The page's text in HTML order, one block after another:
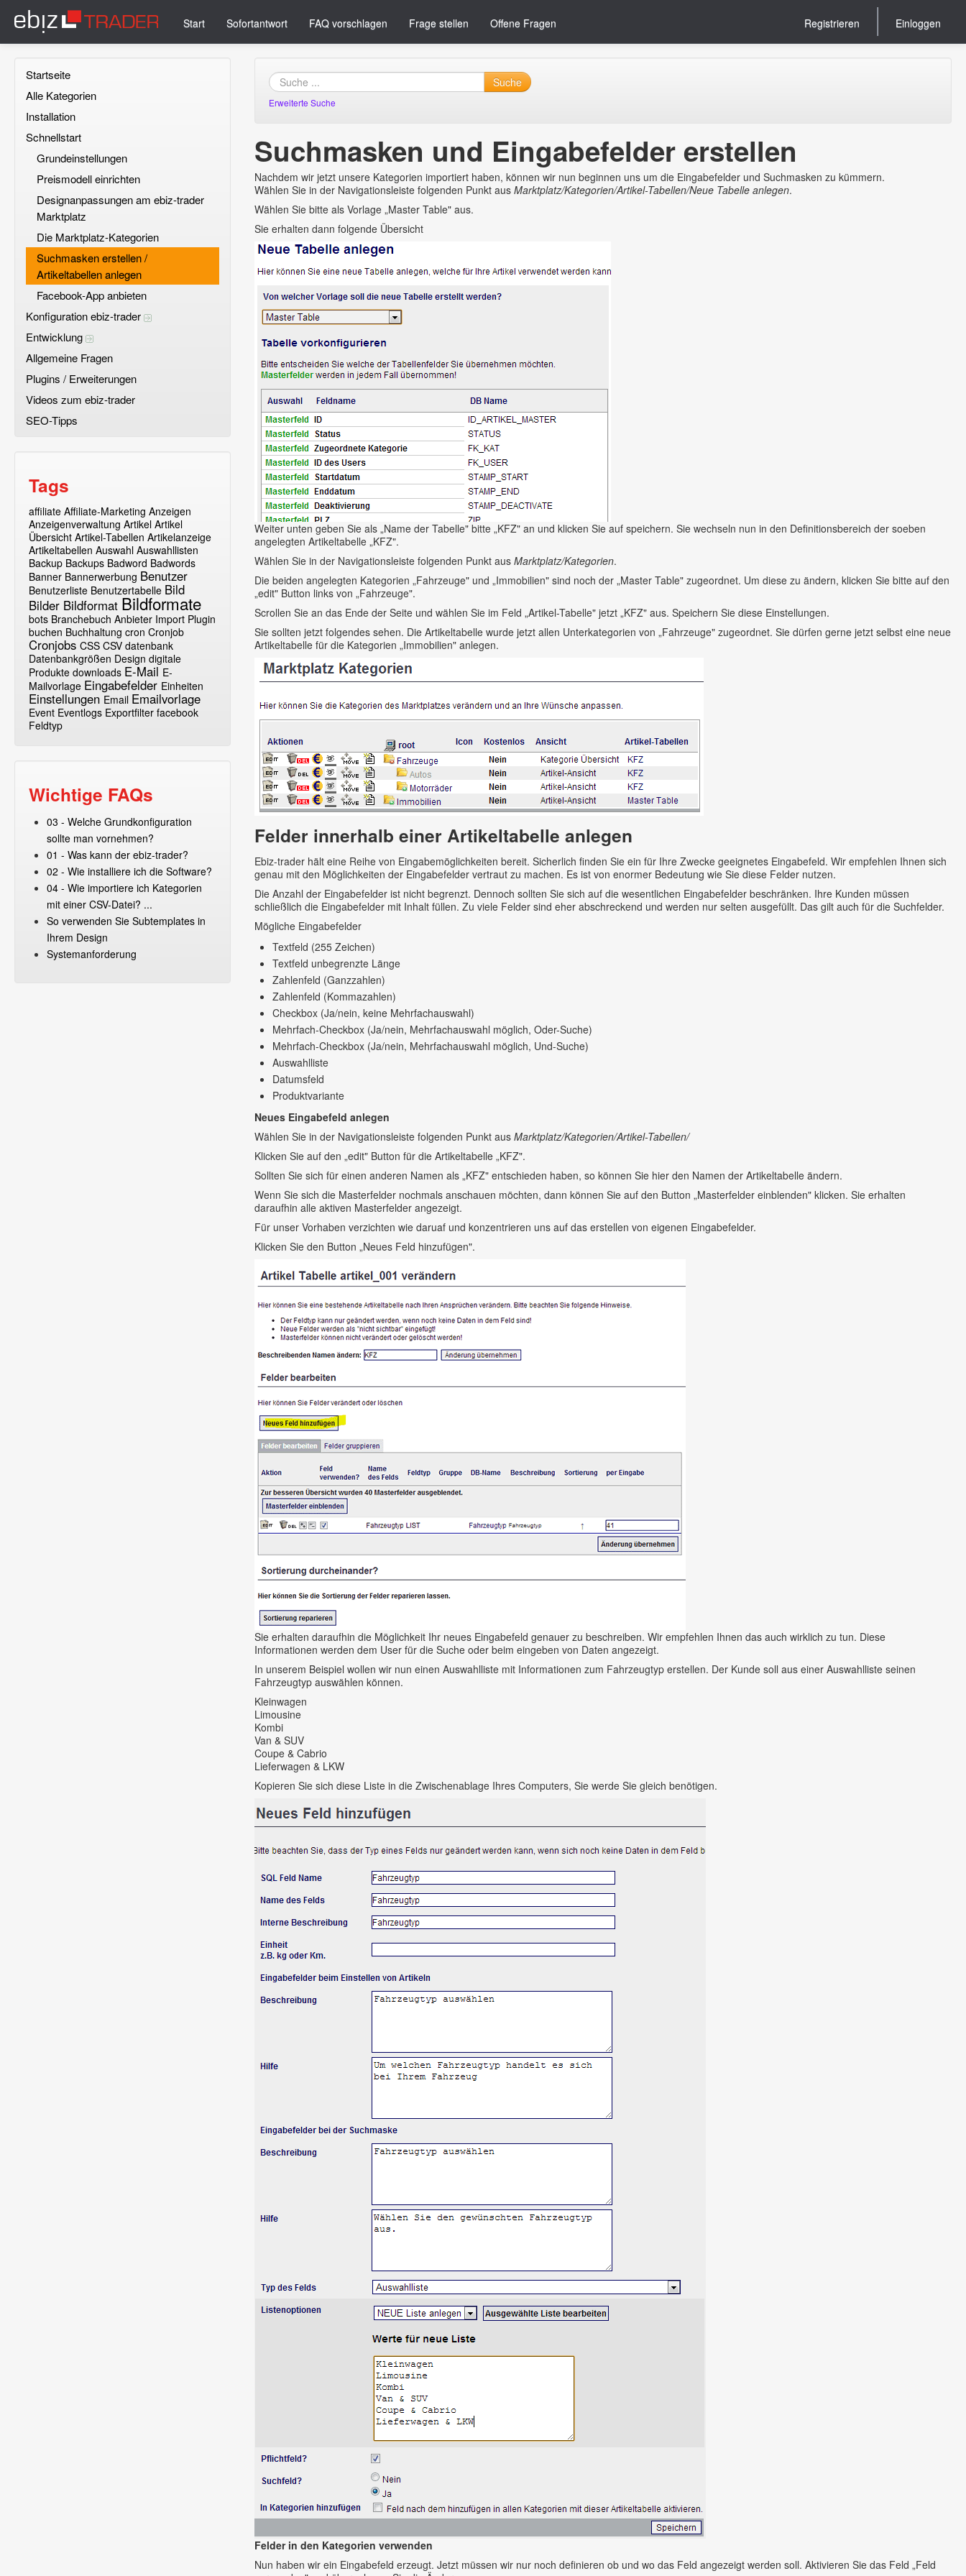
Start Sofortantwort FAQ vorschlagen Frage stellen Offene Fragen Registrieren Einloggen
Startseite
Alle Kategorien
Installation
Schnellstart
Grundeinstellungen
Preismodell einrichten
Designanpassungen am ebiz-trader
Marktplatz
Die Marktplatz-Kategorien
Suchmasken erstellen /
Artikeltabellen anlegen
Facebook-App anbieten
Konfiguration ebiz-trader
Entwicklung
Allgemeine Fragen
Plugins / Erweiterungen
Videos zum ebiz-trader
SEO-Tipps
Tags
affiliate Affiliate-Marketing Anzeigen
Anzeigenverwaltung Artikel Artikel
Übersicht Artikel-Tabellen Artikelanzeige
Artikeltabellen Auswahl Auswahllisten
Backup Backups Badword Badwords
Banner Bannerwerbung Benutzer
Benutzerliste Benutzertabelle Bild
Bilder Bildformat Bildformate
bots Branchebuch Anbieter Import Plugin
buchen Buchhaltung cron Cronjob
Cronjobs CSS CSV datenbank
Datenbankgrößen Design digitale
Produkte downloads E-Mail E-
Mailvorlage Eingabefelder Einheiten
Einstellungen Email Emailvorlage
Event Eventlogs Exportfilter facebook
Feldtyp
Wichtige FAQs
03 - Welche Grundkonfiguration
sollte man vornehmen?
01 - Was kann der ebiz-trader?
02 - Wie installiere ich die Software?
04 - Wie importiere ich Kategorien
mit einer CSV-Datei? ...
So verwenden Sie Subtemplates in
Ihrem Design
Systemanforderung
Suche
Erweiterte Suche
Suchmasken und Eingabefelder erstellen
Nachdem wir jetzt unsere Kategorien importiert haben, können wir nun beginnen uns um die Eingabefelder und Suchmasken zu kümmern.
Wählen Sie in der Navigationsleiste folgenden Punkt ausMarktplatz/Kategorien/Artikel-Tabellen/Neue Tabelle anlegen.
Wählen Sie bitte als Vorlage „Master Table" aus.
Sie erhalten dann folgende Übersicht
Weiter unten geben Sie als „Name der Tabelle" bitte „KFZ" an und klicken Sie auf speichern. Sie wechseln nun in den Definitionsbereich der soeben
angelegten Artikeltabelle „KFZ".
Wählen Sie in der Navigationsleiste folgenden Punkt ausMarktplatz/Kategorien.
Die beiden angelegten Kategorien „Fahrzeuge" und „Immobilien" sind noch der „Master Table" zugeordnet. Um diese zu ändern, klicken Sie bitte auf den
„edit" Button links von „Fahrzeuge".
Scrollen Sie an das Ende der Seite und wählen Sie im Feld „Artikel-Tabelle" jetzt „KFZ" aus. Speichern Sie diese Einstellungen.
Sie sollten jetzt folgendes sehen. Die Artikeltabelle wurde jetzt allen Unterkategorien von „Fahrzeuge" zugeordnet. Sie dürfen gerne jetzt selbst eine neue
Artikeltabelle für die Kategorien „Immobilien" anlegen.
Felder innerhalb einer Artikeltabelle anlegen
Ebiz-trader hält eine Reihe von Eingabemöglichkeiten bereit. Sicherlich finden Sie ein für Ihre Zwecke geeignetes Eingabefeld. Wir empfehlen Ihnen sich
genau mit den Möglichkeiten der Eingabefelder vertraut zu machen. Es ist von enormer Bedeutung wie Sie diese Felder nutzen.
Die Anzahl der Eingabefelder ist nicht begrenzt. Dennoch sollten Sie sich auf die wesentlichen Eingabefelder beschränken. Ihre Kunden müssen
schließlich die Eingabefelder mit Inhalt füllen. Zu viele Felder sind eher abschreckend und werden nur selten ausgefüllt. Das gilt auch für die Suchfelder.
Mögliche Eingabefelder
Textfeld (255 Zeichen)
Textfeld unbegrenzte Länge
Zahlenfeld (Ganzzahlen)
Zahlenfeld (Kommazahlen)
Checkbox (Ja/nein, keine Mehrfachauswahl)
Mehrfach-Checkbox (Ja/nein, Mehrfachauswahl möglich, Oder-Suche)
Mehrfach-Checkbox (Ja/nein, Mehrfachauswahl möglich, Und-Suche)
Auswahlliste
Datumsfeld
Produktvariante
Neues Eingabefeld anlegen
Wählen Sie in der Navigationsleiste folgenden Punkt ausMarktplatz/Kategorien/Artikel-Tabellen/
Klicken Sie auf den „edit" Button für die Artikeltabelle „KFZ".
Sollten Sie sich für einen anderen Namen als „KFZ" entschieden haben, so können Sie hier den Namen der Artikeltabelle ändern.
Wenn Sie sich die Masterfelder nochmals anschauen möchten, dann können Sie auf den Button „Masterfelder einblenden" klicken. Sie erhalten
daraufhin alle aktiven Masterfelder angezeigt.
Für unser Vorhaben verzichten wie daruaf und konzentrieren uns auf das erstellen von eigenen Eingabefelder.
Klicken Sie den Button „Neues Feld hinzufügen".
Sie erhalten daraufhin die Möglichkeit Ihr neues Eingabefeld genauer zu beschreiben. Wir empfehlen Ihnen das auch wirklich zu tun. Diese
Informationen werden dem User für die Suche oder beim eingeben von Daten angezeigt.
In unserem Beispiel wollen wir nun einen Auswahlliste mit Informationen zum Fahrzeugtyp erstellen. Der Kunde soll aus einer Auswahlliste seinen
Fahrzeugtyp auswählen können.
Kleinwagen
Limousine
Kombi
Van & SUV
Coupe & Cabrio
Lieferwagen & LKW
Kopieren Sie sich diese Liste in die Zwischenablage Ihres Computers, Sie werde Sie gleich benötigen.
Felder in den Kategorien verwenden
Nun haben wir ein Eingabefeld erzeugt. Jetzt müssen wir nur noch definieren ob und wo das Feld angezeigt werden soll. Aktivieren Sie das Feld „Feld